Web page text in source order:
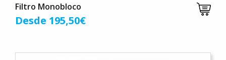
Filtro Monobloco
Desde 195,50€